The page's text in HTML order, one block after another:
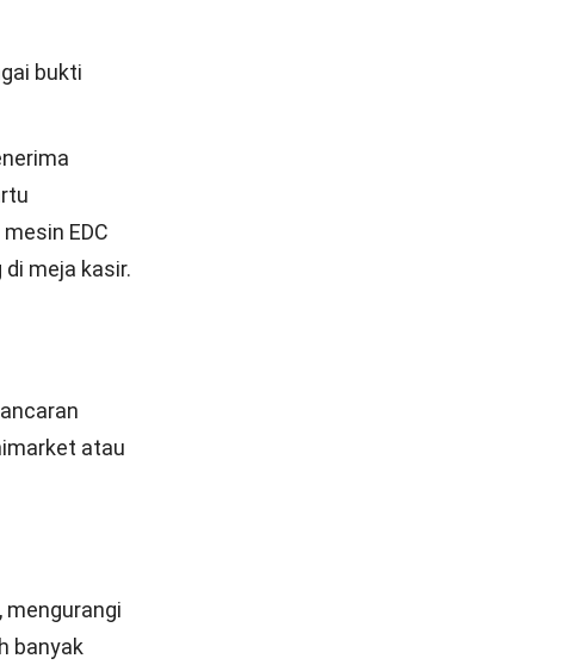
bukti
EDC
meja kasir.
atau
banyak